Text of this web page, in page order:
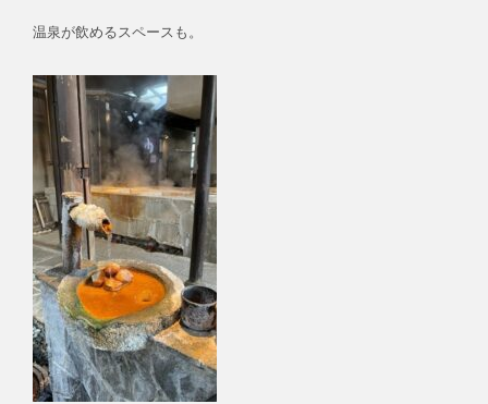
温泉が飲めるスペースも。